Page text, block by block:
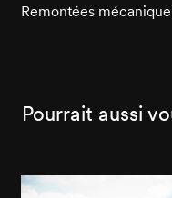
Remontées
Pourrait aussi